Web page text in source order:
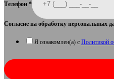
Телефон *
Согласие на обработку персональных
Я ознакомлен(а) с Политикой